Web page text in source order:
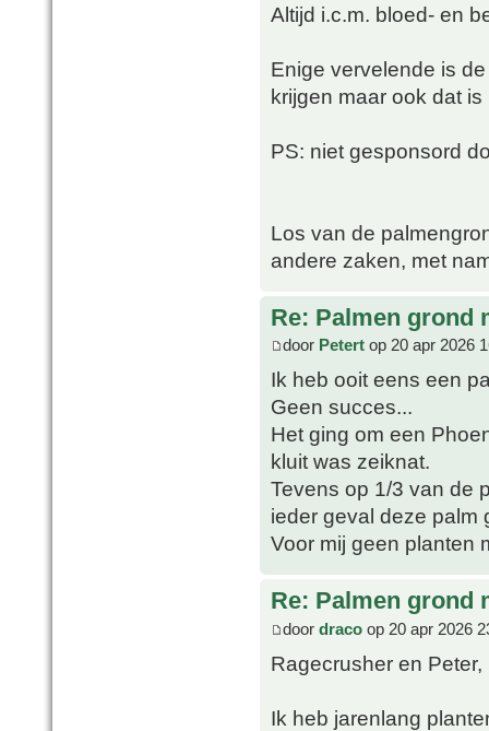
Altijd i.c.m. bloed- en
Enige vervelende is
krijgen maar ook dat
PS: niet gesponsord
Los van de
andere zaken, met
Re: Palmen grond
door Petert op 20 apr 2026
Ik heb ooit eens een
Geen succes...
Het ging om een
kluit was zeiknat.
Tevens op 1/3 van de
ieder geval deze palm
Voor mij geen planten
Re: Palmen grond
door draco op 20 apr 2026
Ragecrusher en Peter,
Ik heb jarenlang